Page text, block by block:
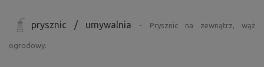
prysznic / umywalnia - Prysznic na zewnątrz, wąż
ogrodowy.